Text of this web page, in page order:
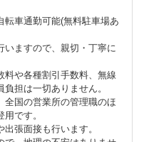
車通勤可能(無料駐車場あ
ますので、親切・丁寧に
や各種割引手数料、無線
担は一切ありません。
国の営業所の管理職のほ
です。
張面接も行います。